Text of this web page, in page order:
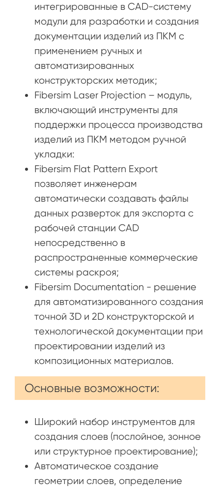
интегрированные в CAD-систему
модули для разработки и создания
документации изделий из ПКМ с
применением ручных и
автоматизированных
конструкторских методик;
Fibersim Laser Projection – модуль,
включающий инструменты для
поддержки процесса производства
изделий из ПКМ методом ручной
укладки:
Fibersim Flat Pattern Export
позволяет инженерам
автоматически создавать файлы
данных разверток для экспорта с
рабочей станции CAD
непосредственно в
распространенные коммерческие
системы раскроя;
Fibersim Documentation - решение
для автоматизированного создания
точной 3D и 2D конструкторской и
технологической документации при
проектировании изделий из
композиционных материалов.
Основные возможности:
Широкий набор инструментов для
создания слоев (послойное, зонное
или структурное проектирование);
Автоматическое создание
геометрии слоев, определение